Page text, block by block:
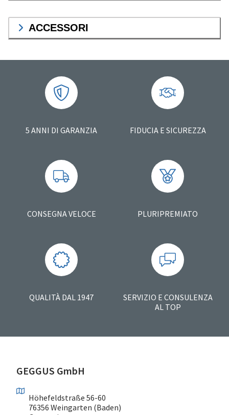
ACCESSORI
5 ANNI DI GARANZIA FIDUCIA E SICUREZZA
CONSEGNA VELOCE PLURIPREMIATO
QUALITÀ DAL 1947
SERVIZIO E CONSULENZA
AL TOP
GEGGUS GmbH
Höhefeldstraße 56-60
76356 Weingarten (Baden)